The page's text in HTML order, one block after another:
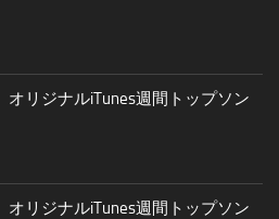
リジナルiTunes週間トップソン
リジナルiTunes週間トップソン